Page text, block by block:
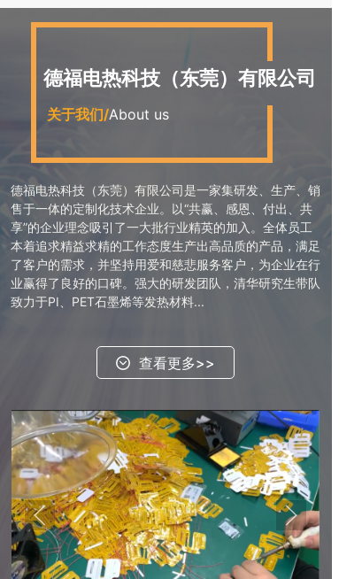
德福电热科技（东莞）有限公司
关于我们/About us
德福电热科技（东莞）有限公司是一家集研发、生产、销
售于一体的定制化技术企业。以“共赢、感恩、付出、共
享”的企业理念吸引了一大批行业精英的加入。全体员工
本着追求精益求精的工作态度生产出高品质的产品，满足
了客户的需求，并坚持用爱和慈悲服务客户，为企业在行
业赢得了良好的口碑。强大的研发团队，清华研究生带队
致力于PI、PET石墨烯等发热材料...
查看更多>>